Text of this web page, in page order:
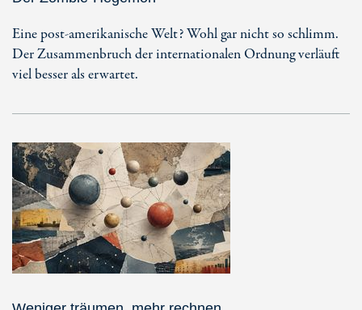
Eine post-amerikanische Welt? Wohl gar nicht so schlimm.
Der Zusammenbruch der internationalen Ordnung verläuft
viel besser als erwartet.